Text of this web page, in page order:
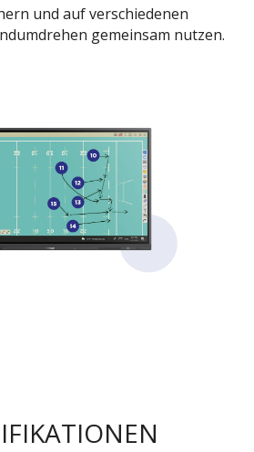
und auf verschiedenen
gemeinsam nutzen.